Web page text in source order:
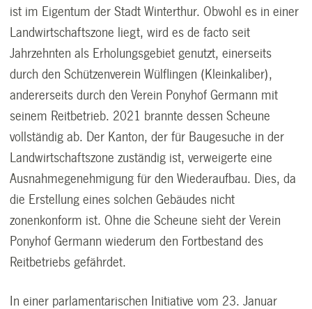
ist im Eigentum der Stadt Winterthur. Obwohl es in einer
Landwirtschaftszone liegt, wird es de facto seit
Jahrzehnten als Erholungsgebiet genutzt, einerseits
durch den Schützenverein Wülflingen (Kleinkaliber),
andererseits durch den Verein Ponyhof Germann mit
seinem Reitbetrieb. 2021 brannte dessen Scheune
vollständig ab. Der Kanton, der für Baugesuche in der
Landwirtschaftszone zuständig ist, verweigerte eine
Ausnahmegenehmigung für den Wiederaufbau. Dies, da
die Erstellung eines solchen Gebäudes nicht
zonenkonform ist. Ohne die Scheune sieht der Verein
Ponyhof Germann wiederum den Fortbestand des
Reitbetriebs gefährdet.
In einer parlamentarischen Initiative vom 23. Januar